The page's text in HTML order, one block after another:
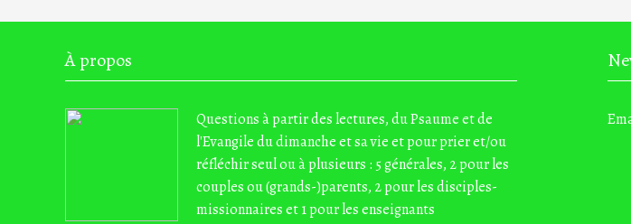
À propos
Questions à partir des lectures, du Psaume et de
l'Evangile du dimanche et sa vie et pour prier et/ou
réfléchir seul ou à plusieurs : 5 générales, 2 pour les
couples ou (grands-)parents, 2 pour les disciples-
missionnaires et 1 pour les enseignants